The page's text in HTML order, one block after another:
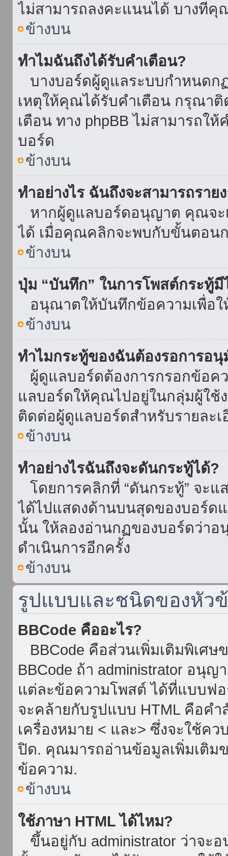
ไม่สามารถลงคะแนนได้ บางที
ข้างบน
ทำไมฉันถึงได้รับคำเตือน?
บางบอร์ดผู้ดูแลระบบกำหนดก
เหตุให้คุณได้รับคำเตือน กรุณา
เตือน ทาง phpBB ไม่สามารถใ
บอร์ด
ข้างบน
ทำอย่างไร ฉันถึงจะสามารถรา
หากผู้ดูแลบอร์ดอนุญาต คุณจะ
ได้ เมื่อคุณคลิกจะพบกับขั้นตอน
ข้างบน
ปุ่ม “บันทึก” ในการโพสต์กระทู้มี
อนุณาตให้บันทึกข้อความเพื่อใ
ข้างบน
ทำไมกระทู้ของฉันต้องรอการอนุ
ผู้ดูแลบอร์ดต้องการกรอกข้อค
แลบอร์ดให้คุณไปอยู่ในกลุ่มผู้ใช้
ติดต่อผู้ดูแลบอร์ดสำหรับรายละเ
ข้างบน
ทำอย่างไรฉันถึงจะดันกระทู้ได้?
โดยการคลิกที่ “ดันกระทู้” จะ
ได้ไปแสดงด้านบนสุดของบอร์ด
นั้น ให้ลองอ่านกฏของบอร์ดว่า
ดำเนินการอีกครั้ง
ข้างบน
รูปแบบและชนิดของหัว
BBCode คืออะไร?
BBCode คือส่วนเพิ่มเติมพิเศ
BBCode ถ้า administrator อนุ
แต่ละข้อความโพสต์ ได้ที่แบบฟ
จะคล้ายกับรูปแบบ HTML คือคำ
เครื่องหมาย < และ> ซึ่งจะใช้ค
ปิด. คุณมารถอ่านข้อมูลเพิ่มเติม
ข้อความ.
ข้างบน
ใช้ภาษา HTML ได้ไหม?
ขึ้นอยู่กับ administrator ว่าจะ